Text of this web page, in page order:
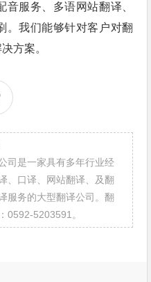
服务、多语网站翻译、
。我们能够针对客户对翻
方案。
司是一家具有多年行业经
、口译、网站翻译、及翻
服务的大型翻译公司。翻
0592-5203591。